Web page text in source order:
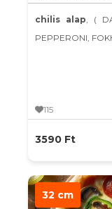
chilis alap, (
PEPPERONI,
115
3590 Ft
32 cm